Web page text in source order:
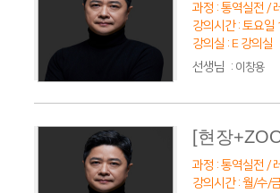
과정 : 통역실전 /
강의시간 : 토요일
강의실 : E 강의실
선생님 : 이창용
[현장
과정 : 통역실전 /
강의시간 : 월/수/